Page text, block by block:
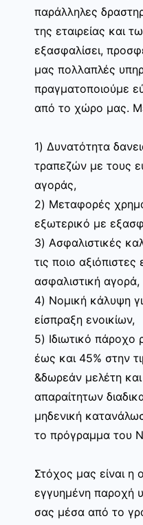
παράλληλες
της εταιρείας και
εξασφαλίσει,
μας πολλαπλές
πραγματοποιούμε
από το χώρο μας.
1) Δυνατότητα
τραπεζών με τους
αγοράς,
2) Μεταφορές
εξωτερικό με
3) Ασφαλιστικές
τις ποιο αξιόπιστες
ασφαλιστική αγορά,
4) Νομική κάλυψη
είσπραξη ενοικίων,
5) Ιδιωτικό πάροχο
έως και 45% στην
&δωρεάν μελέτη
απαραίτητων
μηδενική
το πρόγραμμα του
Στόχος μας είναι η
εγγυημένη παροχή
σας μέσα από το